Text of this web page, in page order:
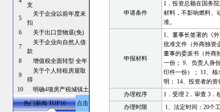
支
5
关于企业以前年度未
扣
6
关于出口货物退(免)
7
关于企业向自然人借
款
8
增值税全面转型 全年
9
关于个人转租房屋取
得
10
明确4项房产税城镇土
热门新闻 TOP10
点击
申请条件
1．投资总额在国务
材料，不影响燃料、
准。
申报材料
1、董事长签署的《
批准文件（外商独资
董事的委派书（外商
一份； 9、负责人身
印件一份）；
11、核
明；
14、投资者的资
办理程序
1．受理 2．审查3．
办理时限
1、法定时间： 20个